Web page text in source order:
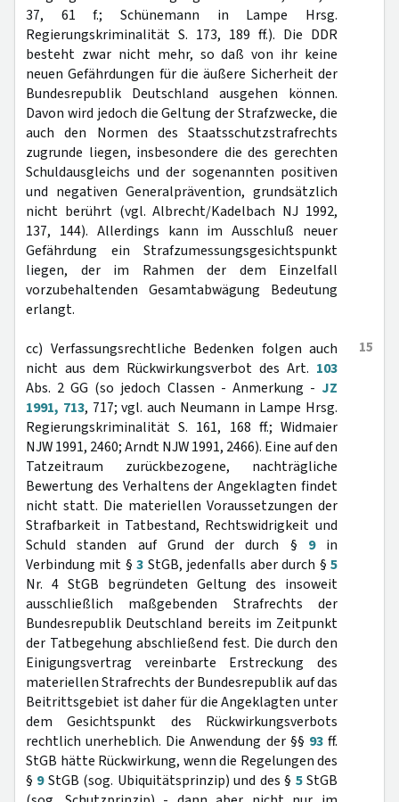
37, 61 f.; Schünemann in Lampe Hrsg.
Regierungskriminalität S. 173, 189 ff.). Die DDR
besteht zwar nicht mehr, so daß von ihr keine
neuen Gefährdungen für die äußere Sicherheit der
Bundesrepublik Deutschland ausgehen können.
Davon wird jedoch die Geltung der Strafzwecke, die
auch den Normen des Staatsschutzstrafrechts
zugrunde liegen, insbesondere die des gerechten
Schuldausgleichs und der sogenannten positiven
und negativen Generalprävention, grundsätzlich
nicht berührt (vgl. Albrecht/Kadelbach NJ 1992,
137, 144). Allerdings kann im Ausschluß neuer
Gefährdung ein Strafzumessungsgesichtspunkt
liegen, der im Rahmen der dem Einzelfall
vorzubehaltenden Gesamtabwägung Bedeutung
erlangt.
15
cc) Verfassungsrechtliche Bedenken folgen auch
nicht aus dem Rückwirkungsverbot des Art. 103
Abs. 2 GG (so jedoch Classen - Anmerkung - JZ
1991, 713, 717; vgl. auch Neumann in Lampe Hrsg.
Regierungskriminalität S. 161, 168 ff.; Widmaier
NJW 1991, 2460; Arndt NJW 1991, 2466). Eine auf den
Tatzeitraum zurückbezogene, nachträgliche
Bewertung des Verhaltens der Angeklagten findet
nicht statt. Die materiellen Voraussetzungen der
Strafbarkeit in Tatbestand, Rechtswidrigkeit und
Schuld standen auf Grund der durch § 9in
Verbindung mit §3 StGB, jedenfalls aber durch §5
Nr. 4 StGB begründeten Geltung des insoweit
ausschließlich maßgebenden Strafrechts der
Bundesrepublik Deutschland bereits im Zeitpunkt
der Tatbegehung abschließend fest. Die durch den
Einigungsvertrag vereinbarte Erstreckung des
materiellen Strafrechts der Bundesrepublik auf das
Beitrittsgebiet ist daher für die Angeklagten unter
dem Gesichtspunkt des Rückwirkungsverbots
rechtlich unerheblich. Die Anwendung der §§ 93ff.
StGB hätte Rückwirkung, wenn die Regelungen des
§ 9StGB (sog. Ubiquitätsprinzip) und des § 5StGB